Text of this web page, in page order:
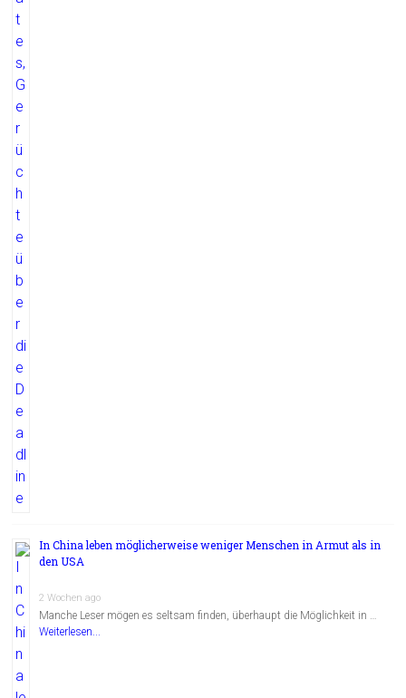
In China leben möglicherweise weniger Menschen in Armut als in
den USA
2 Wochen ago
Manche Leser mögen es seltsam finden, überhaupt die Möglichkeit in …
Weiterlesen...